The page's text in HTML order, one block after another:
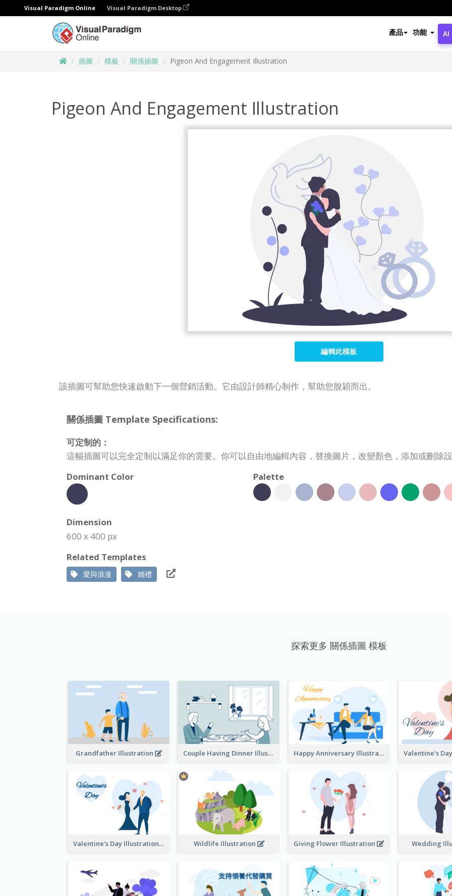
Visual Paradigm Online Visual Paradigm Desktop
產品 功能 AI
插圖 模板 關係插圖 Pigeon And Engagement Illustration
Pigeon And Engagement Illustration
編輯此模板
該插圖可幫助您快速啟動下一個營銷活動。它由設計師精心制作，幫助您脫穎而出。
關係插圖 Template Specifications:
可定制的：
這幅插圖可以完全定制以滿足你的需要。你可以自由地編輯內容，替換圖片，改變顏色，添加或刪除設
Dominant Color
Palette
Dimension
600 x 400 px
Related Templates
愛與浪漫 婚禮
探索更多 關係插圖 模板
Grandfather Illustration Couple Having Dinner Illustration Happy Anniversary Illustration
Valentine's Day Illustration Wildlife Illustration Giving Flower Illustration Wedding